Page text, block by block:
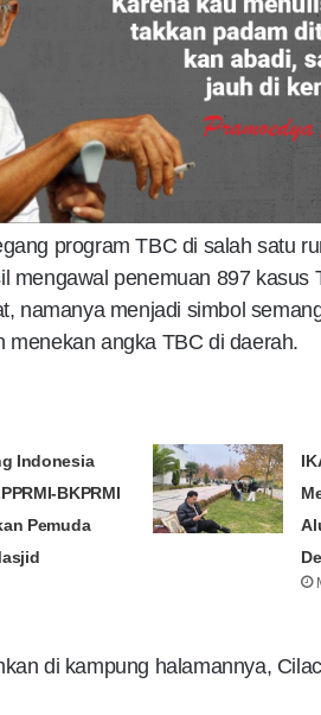
program TBC di salah satu
mengawal penemuan 897 kasus
namanya menjadi simbol
menekan angka TBC di daerah.
Indonesia
BKPRMI
Pemuda
di kampung halamannya,